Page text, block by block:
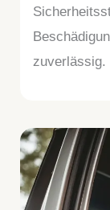
zuverlässig.